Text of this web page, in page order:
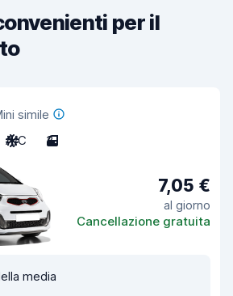
per il
simile
A/C 3
7,05 €
al giorno
Cancellazione gratuita
media